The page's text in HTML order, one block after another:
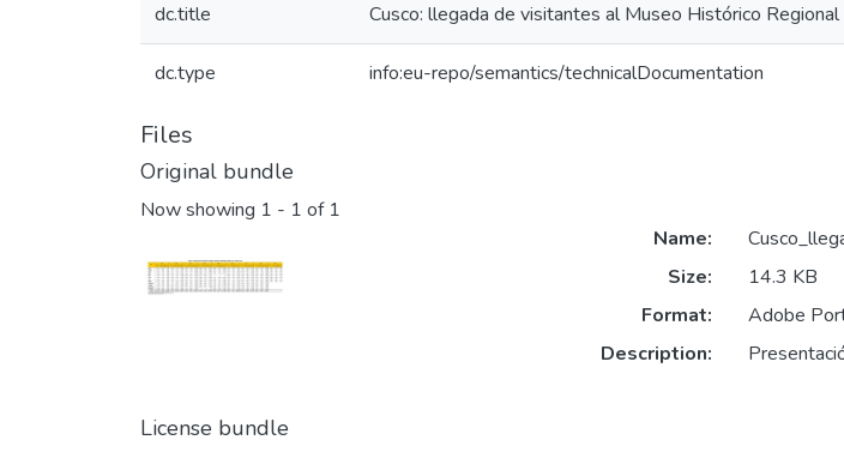
dc.title Cusco: llegada de visitantes al Museo Histórico
dc.type info:eu-repo/semantics/technicalDocumentation
Files
Original bundle
Now showing 1 - 1 of 1
Name:
Size:
14.3 KB
Format:
Adobe
Description:
License bundle